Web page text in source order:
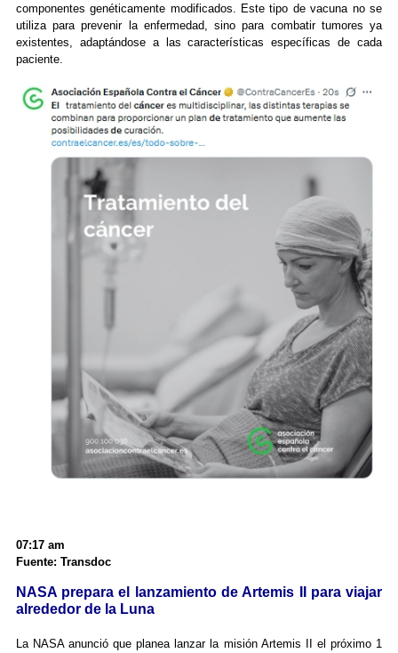
componentes genéticamente modificados. Este tipo de vacuna no se
utiliza para prevenir la enfermedad, sino para combatir tumores ya
existentes, adaptándose a las características específicas de cada
paciente.
07:17 am
Fuente: Transdoc
NASA prepara el lanzamiento de Artemis II para viajar
alrededor de la Luna
La NASA anunció que planea lanzar la misión Artemis II el próximo 1